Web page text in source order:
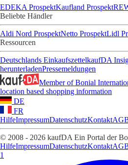
EDEKA ProspektKaufland Prospekt
Beliebte Händler
Aldi Nord ProspektNetto ProspektLidl
Ressourcen
Deutschlands EinkaufszettelkaufDA
herunterladenPressemeldungen
Member of Bonial
location based shopping information
DE
FR
HilfeImpressumDatenschutzKontakt
© 2008 - 2026 kaufDA Ein Portal der
HilfeImpressumDatenschutzKontakt
1